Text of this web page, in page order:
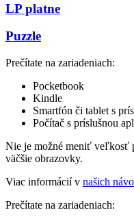
LP platne
Puzzle
Prečítate na zariadeniach:
Pocketbook
Kindle
Smartfón či tablet s
Počítač s príslušnou
Nie je možné meniť veľkosť
väčšie obrazovky.
Viac informácií v našich
Prečítate na zariadeniach: